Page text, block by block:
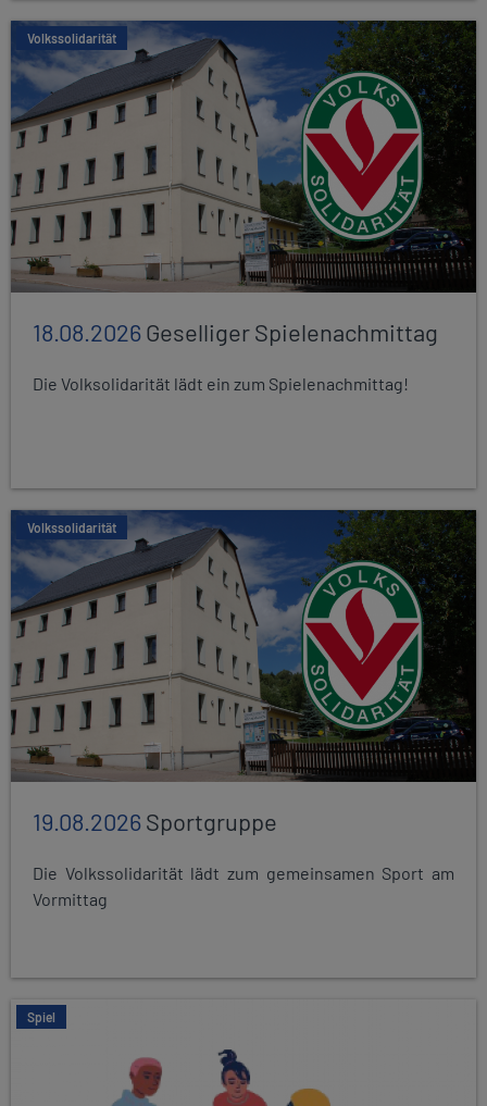
Volkssolidarität
18.08.2026Geselliger Spielenachmittag
Die Volksolidarität lädt ein zum Spielenachmittag!
Volkssolidarität
19.08.2026Sportgruppe
Die Volkssolidarität lädt zum gemeinsamen Sport am
Vormittag
Spiel